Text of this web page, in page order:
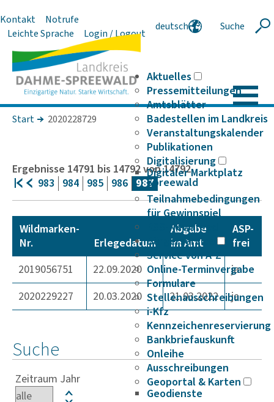
Kontakt
Notrufe
Leichte Sprache
Login / Logout
deutsch
Suche
Aktuelles
Pressemitteilungen
Amtsblätter
Badestellen im Landkreis
Veranstaltungskalender
Publikationen
Digitalisierung
Digitaler Marktplatz
Spreewald
Teilnahmebedingungen
für Gewinnspiel
RSS-Newsfeed
Bürgerservice
Service von A-Z
Online-Terminvergabe
Formulare
Stellenausschreibungen
i-Kfz
Kennzeichenreservierung
Bankbriefauskunft
Onleihe
Ausschreibungen
Geoportal & Karten
Geodienste
Start 2020228729
Ergebnisse 14791 bis 14792von14792
983 984 985 986 987
Wildmarken-
Nr.
Erlegedatum
Abgabe
im Amt
ASP-
frei
2019056751
22.09.2020
ja
2020229227
20.03.2020 21.03.2022 ja
Suche
Zeitraum Jahr